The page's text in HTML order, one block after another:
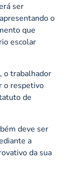
ser
o
que
escolar
, o trabalhador
o respetivo
de
deve ser
a
da sua